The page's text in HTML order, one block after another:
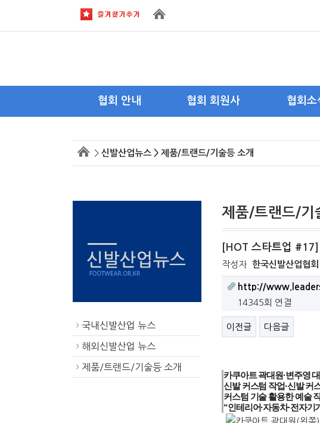
협회 안내
목적 및 연혁
협회 회원사
회원사
협회소
포 토
> 신발산업뉴스 > 제품/트랜드/기술등 소개
> 국내신발산업 뉴스
> 해외신발산업 뉴스
> 제품/트랜드/기술등 소개
제품/트랜드/기
[HOT 스타트업 #17]
작성자 한국신발산업협회
http://
14345회 연결
이전글 다음글
카쿠아트 곽대원·변주영
신발 커스텀 작업·신발 커
커스텀 기술 활용한 예술
“인테리어·자동차·전자